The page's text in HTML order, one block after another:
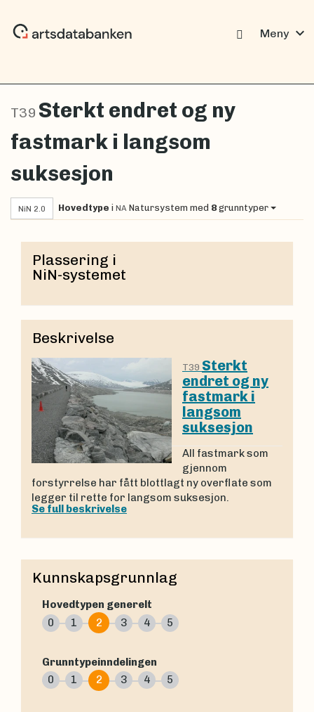
Meny expand_more
T39 Sterkt endret og ny
fastmark i langsom
suksesjon
NiN 2.0 Hovedtype i NA Natursystem med 8grunntyper
Plassering i
NiN-systemet
Beskrivelse
T39 Sterkt
endret og ny
fastmark i
langsom
suksesjon
All fastmark som
gjennom
forstyrrelse har fått blottlagt ny overflate som
legger til rette for langsom suksesjon.
Se full beskrivelse
Kunnskapsgrunnlag
Hovedtypen generelt
0
1 2 3 4 5
Grunntypeinndelingen
0
1 2 3 4 5